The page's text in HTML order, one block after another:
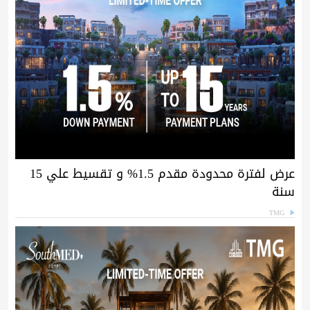
عرض لفترة محدودة مقدم 1.5% و تقسيط علي 15
سنة
TMG